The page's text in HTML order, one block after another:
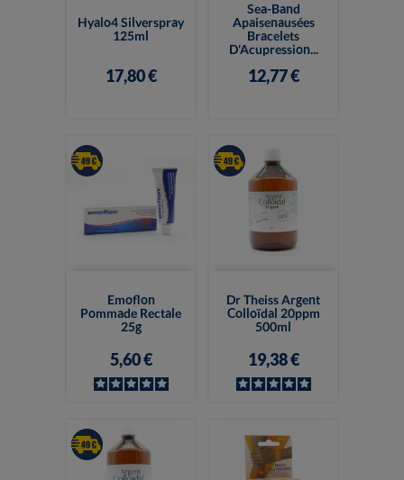
Hyalo4 Silverspray
125ml
17,80 €
Sea-Band
Apaisenausées
Bracelets
D'Acupression...
12,77 €
Emoflon
Pommade Rectale
25g
5,60 €
Dr Theiss Argent
Colloïdal 20ppm
500ml
19,38 €